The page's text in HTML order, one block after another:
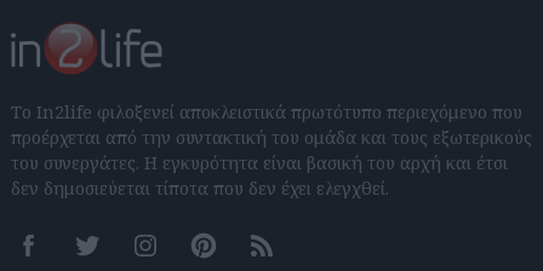
Το In2life φιλοξενεί αποκλειστικά πρωτότυπο περιεχόμενο που
προέρχεται από την συντακτική του ομάδα και τους εξωτερικούς
του συνεργάτες. Η εγκυρότητα είναι βασική του αρχή και έτσι
δεν δημοσιεύεται τίποτα που δεν έχει ελεγχθεί.
FacebookTwitter InstagramPinterestRSS feeds